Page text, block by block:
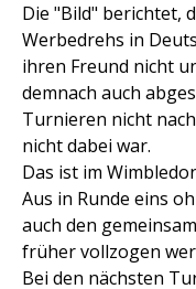
Die "Bild" berichtet,
Werbedrehs in
ihren Freund nicht
demnach auch
Turnieren nicht
nicht dabei war.
Das ist im
Aus in Runde eins
auch den
früher vollzogen
Bei den nächsten